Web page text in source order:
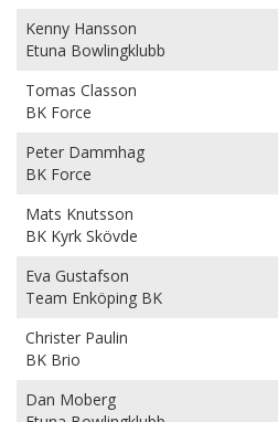
Kenny Hansson
Etuna Bowlingklubb
Tomas Classon
BK Force
Peter Dammhag
BK Force
Mats Knutsson
BK Kyrk Skövde
Eva Gustafson
Team Enköping BK
Christer Paulin
BK Brio
Dan Moberg